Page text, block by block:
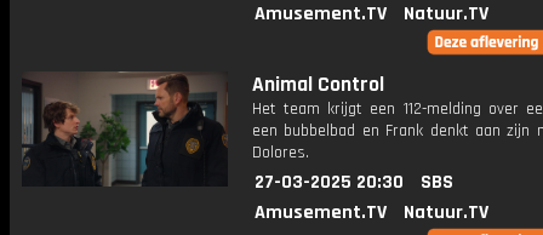
Amusement.TV
Natuur.TV
Animal Control
Het team krijgt een 112-melding over
een bubbelbad en Frank denkt aan zijn
Dolores.
27-03-2025 20:30
SBS
Amusement.TV
Natuur.TV